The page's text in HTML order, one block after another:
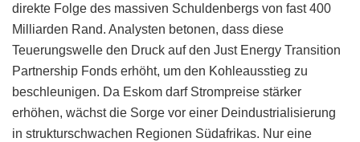
direkte Folge des massiven Schuldenbergs von fast 400
Milliarden Rand. Analysten betonen, dass diese
Teuerungswelle den Druck auf den Just Energy Transition
Partnership Fonds erhöht, um den Kohleausstieg zu
beschleunigen. Da Eskom darf Strompreise stärker
erhöhen, wächst die Sorge vor einer Deindustrialisierung
in strukturschwachen Regionen Südafrikas. Nur eine